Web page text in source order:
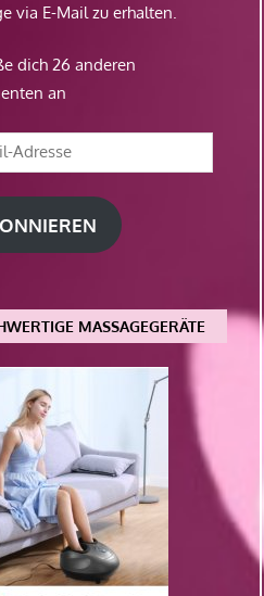
via E-Mail zu erhalten.
dich 26 anderen
an
MASSAGEGERÄTE